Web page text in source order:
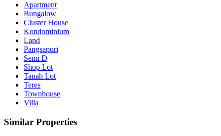
Apartment
Bungalow
Cluster House
Kondominium
Land
Pangsapuri
Semi D
Shop Lot
Tanah Lot
Teres
Townhouse
Villa
Similar Properties